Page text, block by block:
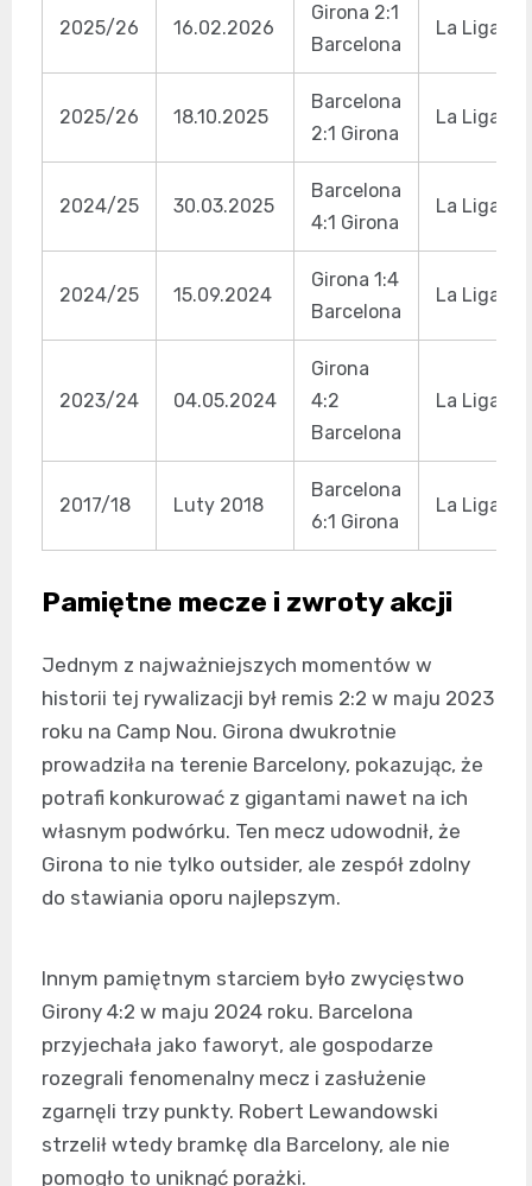
2025/26 16.02.2026
Girona 2:1
Barcelona
La Liga
2025/26 18.10.2025
Barcelona
2:1 Girona
La Liga
2024/25 30.03.2025
Barcelona
4:1 Girona
La Liga
2024/25 15.09.2024
Girona 1:4
Barcelona
La Liga
2023/24 04.05.2024
Girona
4:2
Barcelona
La Liga
2017/18 Luty 2018
Barcelona
6:1 Girona
La Liga
Pamiętne mecze i zwroty akcji
Jednym z najważniejszych momentów w
historii tej rywalizacji był remis 2:2 w maju 2023
roku na Camp Nou. Girona dwukrotnie
prowadziła na terenie Barcelony, pokazując, że
potrafi konkurować z gigantami nawet na ich
własnym podwórku. Ten mecz udowodnił, że
Girona to nie tylko outsider, ale zespół zdolny
do stawiania oporu najlepszym.
Innym pamiętnym starciem było zwycięstwo
Girony 4:2 w maju 2024 roku. Barcelona
przyjechała jako faworyt, ale gospodarze
rozegrali fenomenalny mecz i zasłużenie
zgarnęli trzy punkty. Robert Lewandowski
strzelił wtedy bramkę dla Barcelony, ale nie
pomogło to uniknąć porażki.